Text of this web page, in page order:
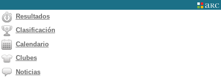
Resultados
Clasificación
Calendario
Clubes
Noticias